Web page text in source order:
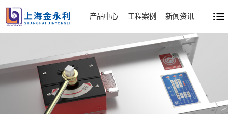
产品中心 工程案例 新闻资讯